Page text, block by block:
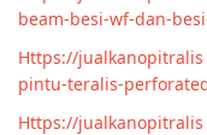
beam-besi-wf-dan-
Https://
pintu-teralis-
Https://